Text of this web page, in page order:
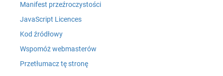
Manifest przeźroczystości
JavaScript Licences
Kod źródłowy
Wspomóż webmasterów
Przetłumacz tę stronę